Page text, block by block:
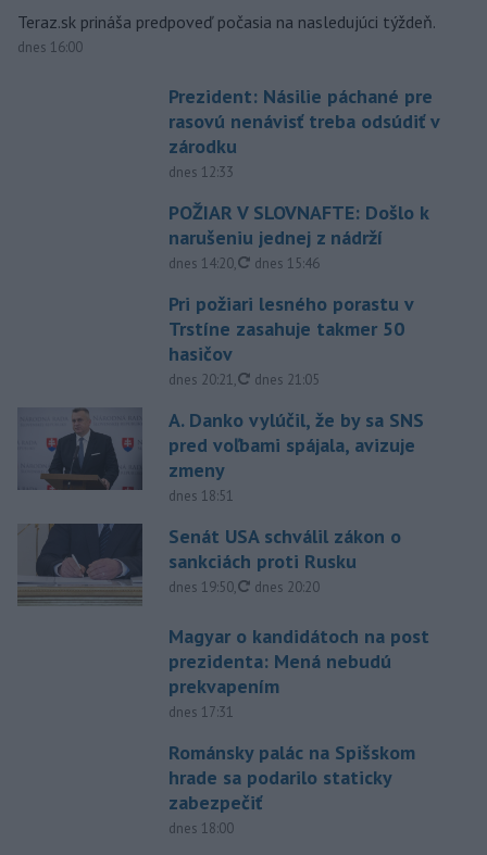
Teraz.sk prináša predpoveď počasia na nasledujúci týždeň.
dnes 16:00
Prezident: Násilie páchané pre
rasovú nenávisť treba odsúdiť v
zárodku
dnes 12:33
POŽIAR V SLOVNAFTE: Došlo k
narušeniu jednej z nádrží
dnes 14:20, aktualizované
dnes 15:46
Pri požiari lesného porastu v
Trstíne zasahuje takmer 50
hasičov
dnes 20:21, aktualizované
dnes 21:05
A. Danko vylúčil, že by sa SNS
pred voľbami spájala, avizuje
zmeny
dnes 18:51
Senát USA schválil zákon o
sankciách proti Rusku
dnes 19:50, aktualizované
dnes 20:20
Magyar o kandidátoch na post
prezidenta: Mená nebudú
prekvapením
dnes 17:31
Románsky palác na Spišskom
hrade sa podarilo staticky
zabezpečiť
dnes 18:00